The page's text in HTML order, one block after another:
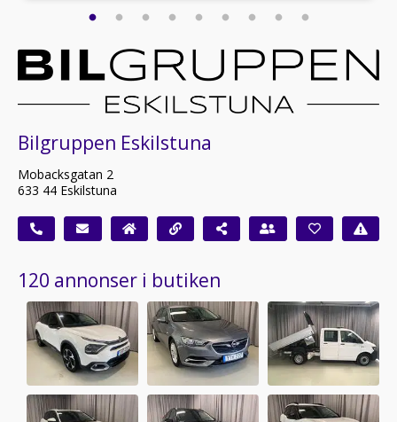
Bilgruppen Eskilstuna
Mobacksgatan 2
633 44 Eskilstuna
120 annonser i butiken